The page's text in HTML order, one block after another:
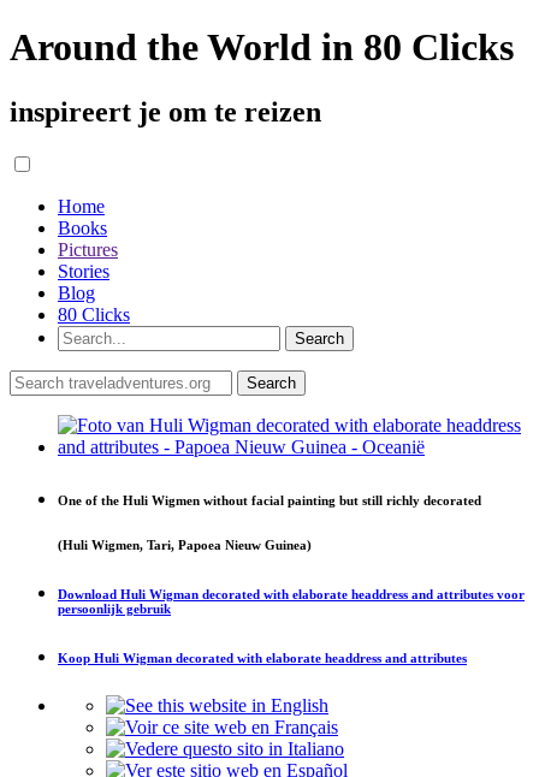
Around the World in 80 Clicks
inspireert je om te reizen
Home
Books
Pictures
Stories
Blog
80 Clicks
One of the Huli Wigmen without facial painting but still richly decorated
(Huli Wigmen, Tari, Papoea Nieuw Guinea)
Download Huli Wigman decorated with elaborate headdress and attributes voor
persoonlijk gebruik
Koop Huli Wigman decorated with elaborate headdress and attributes